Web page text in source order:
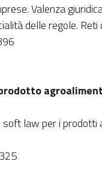
Valenza
delle regole.
law per i prodotti